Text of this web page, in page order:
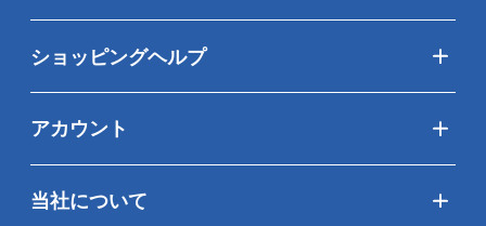
ショッピングヘルプ
アカウント
当社について